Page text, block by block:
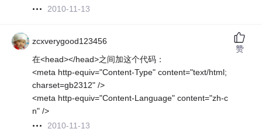
2010-11-13
zcxverygood123456
在<head></head>之间加这个代码：
<meta http-equiv="Content-Type" content="text/html;
charset=gb2312" />
<meta http-equiv="Content-Language" content="zh-c
n" />
2010-11-13
赞